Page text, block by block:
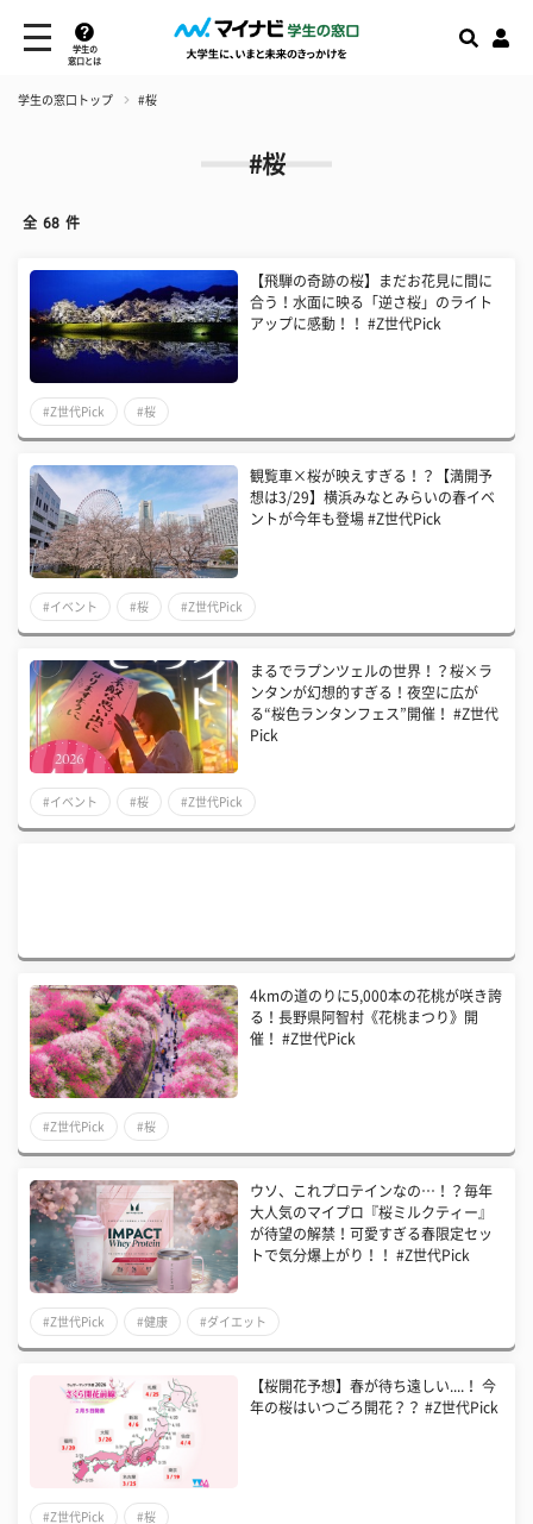
学生の
窓口とは
学生の窓口トップ #桜
#桜
全 68 件
【飛騨の奇跡の桜】まだお花見に間に
合う！水面に映る「逆さ桜」のライト
アップに感動！！ #Z世代Pick
#Z世代Pick #桜
観覧車×桜が映えすぎる！？【満開予
想は3/29】横浜みなとみらいの春イベ
ントが今年も登場 #Z世代Pick
#イベント #桜 #Z世代Pick
まるでラプンツェルの世界！？桜×ラ
ンタンが幻想的すぎる！夜空に広が
る“桜色ランタンフェス”開催！ #Z世代
Pick
#イベント #桜 #Z世代Pick
4kmの道のりに5,000本の花桃が咲き誇
る！長野県阿智村《花桃まつり》開
催！ #Z世代Pick
#Z世代Pick #桜
ウソ、これプロテインなの…！？毎年
大人気のマイプロ『桜ミルクティー』
が待望の解禁！可愛すぎる春限定セッ
トで気分爆上がり！！ #Z世代Pick
#Z世代Pick #健康 #ダイエット
【桜開花予想】春が待ち遠しい....！ 今
年の桜はいつごろ開花？？ #Z世代Pick
#Z世代Pick #桜